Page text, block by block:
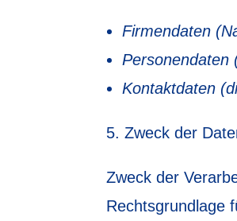
Firmendaten
Personendaten
Kontaktdaten
Zweck der
Zweck der
Rechtsgrundlage